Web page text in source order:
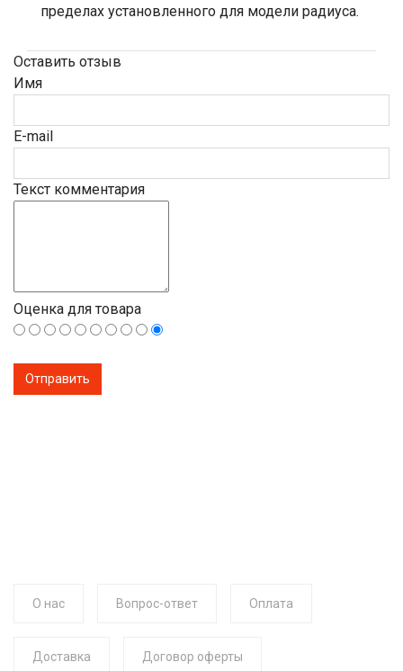
пределах установленного для модели радиуса.
Оставить отзыв
Имя
E-mail
Текст комментария
Оценка для товара
О нас Вопрос-ответ Оплата
Доставка Договор оферты